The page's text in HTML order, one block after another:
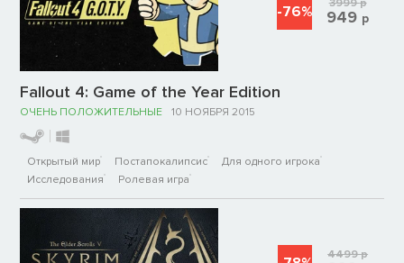
Fallout 4: Game of the Year Edition
ОЧЕНЬ ПОЛОЖИТЕЛЬНЫЕ 10 НОЯБРЯ 2015
Открытый мир Постапокалипсис
Для одного игрока
Исследования
Ролевая игра
-76% 3999р
949 р
4499р